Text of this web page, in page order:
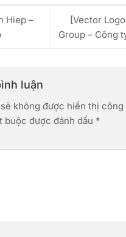
Hiep –
[Vector
Group – Công
luận
không được hiển thị công
buộc được đánh dấu *